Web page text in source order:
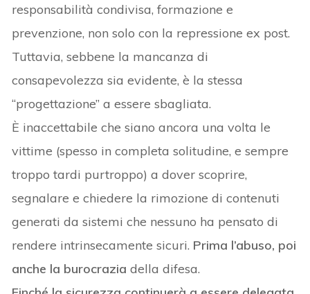
responsabilità condivisa, formazione e
prevenzione, non solo con la repressione ex post.
Tuttavia, sebbene la mancanza di
consapevolezza sia evidente, è la stessa
“progettazione” a essere sbagliata.
È inaccettabile che siano ancora una volta le
vittime (spesso in completa solitudine, e sempre
troppo tardi purtroppo) a dover scoprire,
segnalare e chiedere la rimozione di contenuti
generati da sistemi che nessuno ha pensato di
rendere intrinsecamente sicuri. Prima l’abuso, poi
anche la burocraziadella difesa.